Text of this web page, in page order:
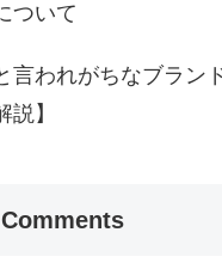
ついて
言われがちなブラン
説】